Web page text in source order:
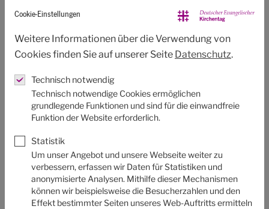
Demokratie auszuschalten? Demokratie trägt wie das
Evangelium die Verheißung mit sich, ohne Feindbild
auszukommen und erkennt an, dass gemeinsames Leben
Schnelle Lösungen sind oft verführerisch einfach, führen
aber auch oft zu einem bösen Ende, wie die Geschichte
dieses Landes zeigt.“
Verantwortung für Versagen in Kirchen und auch beim
Kirchentag selbst soll übernommen werden, indem
Betroffenen sexualisierter Gewalt in mehreren Formaten
die Möglichkeit gegeben wird, ihre Geschichten, ihr Leid
und ihre Forderungen öffentlich zu machen und ins
Cookie-Einstellungen
Weitere Informationen über die Verwendung von
Cookies finden Sie auf unserer Seite Datenschutz.
Technisch notwendig
Technisch notwendige Cookies ermöglichen
grundlegende Funktionen und sind für die einwandfreie
Funktion der Website erforderlich.
Statistik
Um unser Angebot und unsere Webseite weiter zu
verbessern, erfassen wir Daten für Statistiken und
anonymisierte Analysen. Mithilfe dieser Mechanismen
können wir beispielsweise die Besucherzahlen und den
Effekt bestimmter Seiten unseres Web-Auftritts ermitteln